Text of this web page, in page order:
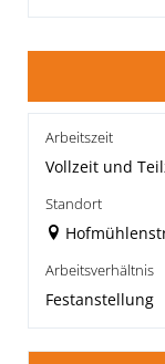
Arbeitszeit
Vollzeit und
Standort
Arbeitsverhältnis
Festanstellung